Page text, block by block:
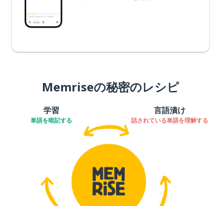
Memriseの秘密のレシピ
学習
単語を暗記する
言語漬け
話されている単語を理解する